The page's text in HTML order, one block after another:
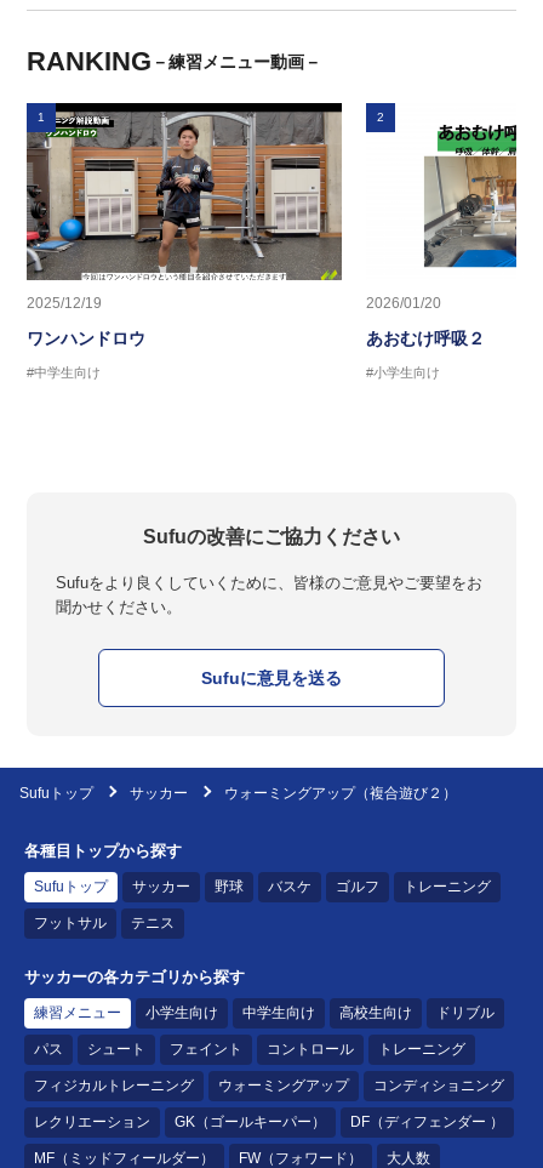
RANKING －練習メニュー動画－
1
2025/12/19
ワンハンドロウ
#中学生向け
2
2026/01/20
あおむけ呼吸２
#小学生向け
Sufuの改善にご協力ください
Sufuをより良くしていくために、皆様のご意見やご要望をお
聞かせください。
Sufuに意見を送る
Sufuトップ サッカー ウォーミングアップ（複合遊び２）
各種目トップから探す
Sufuトップ サッカー 野球 バスケ ゴルフ トレーニング
フットサル テニス
サッカーの各カテゴリから探す
練習メニュー 小学生向け 中学生向け 高校生向け ドリブル
パス シュート フェイント コントロール トレーニング
フィジカルトレーニング ウォーミングアップ コンディショニング
レクリエーション GK（ゴールキーパー） DF（ディフェンダー ）
MF（ミッドフィールダー） FW（フォワード） 大人数